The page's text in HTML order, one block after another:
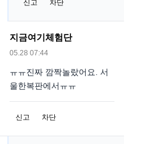
신고 차단
지금여기체험단
05.28 07:44
ㅠㅠ진짜 깜짝놀랐어요. 서
울한복판에서ㅠㅠ
신고 차단